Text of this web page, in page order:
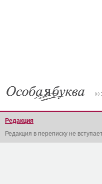
©
Редакция
Редакция в переписку не